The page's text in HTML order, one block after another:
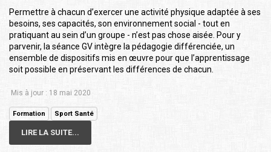
Permettre à chacun d’exercer une activité physique adaptée à ses
besoins, ses capacités, son environnement social - tout en
pratiquant au sein d’un groupe - n’est pas chose aisée. Pour y
parvenir, la séance GV intègre la pédagogie différenciée, un
ensemble de dispositifs mis en œuvre pour que l’apprentissage
soit possible en préservant les différences de chacun.
Mis à jour : 18 mai 2020
Formation Sport Santé
LIRE LA SUITE...